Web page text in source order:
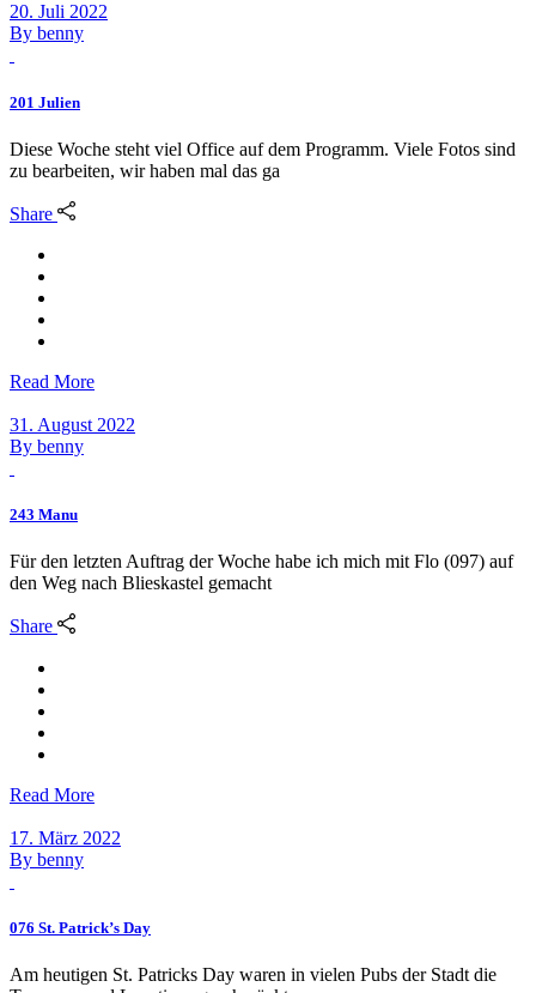
20. Juli 2022
By benny
201 Julien
Diese Woche steht viel Office auf dem Programm. Viele Fotos sind
zu bearbeiten, wir haben mal das ga
Share
Read More
31. August 2022
By benny
243 Manu
Für den letzten Auftrag der Woche habe ich mich mit Flo (097) auf
den Weg nach Blieskastel gemacht
Share
Read More
17. März 2022
By benny
076 St. Patrick’s Day
Am heutigen St. Patricks Day waren in vielen Pubs der Stadt die